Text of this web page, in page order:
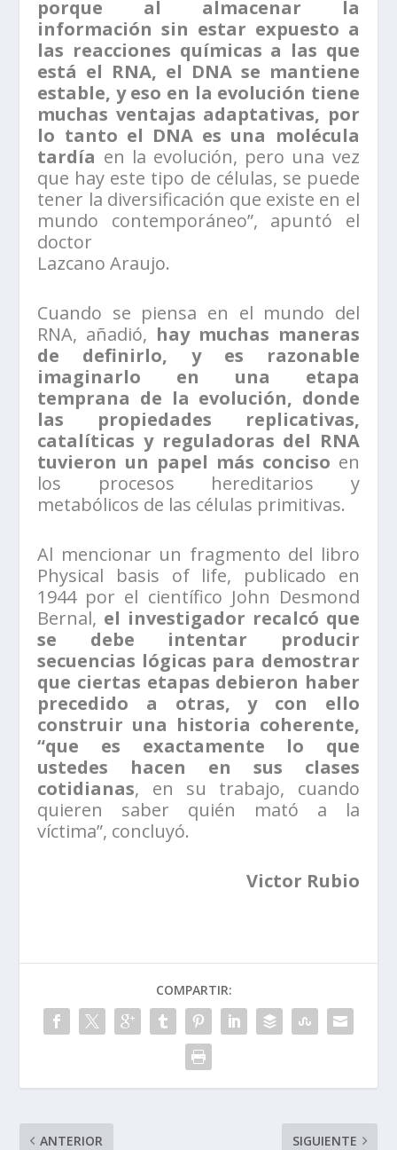
porque al almacenar la
información sin estar expuesto a
las reacciones químicas a las que
está el RNA, el DNA se mantiene
estable, y eso en la evolución tiene
muchas ventajas adaptativas, por
lo tanto el DNA es una molécula
tardía en la evolución, pero una vez
que hay este tipo de células, se puede
tener la diversificación que existe en el
mundo contemporáneo”, apuntó el
doctor
Lazcano Araujo.
Cuando se piensa en el mundo del
RNA, añadió, hay muchas maneras
de definirlo, y es razonable
imaginarlo en una etapa
temprana de la evolución, donde
las propiedades replicativas,
catalíticas y reguladoras del RNA
tuvieron un papel más conciso en
los procesos hereditarios y
metabólicos de las células primitivas.
Al mencionar un fragmento del libro
Physical basis of life, publicado en
1944 por el científico John Desmond
Bernal, el investigador recalcó que
se debe intentar producir
secuencias lógicas para demostrar
que ciertas etapas debieron haber
precedido a otras, y con ello
construir una historia coherente,
“que es exactamente lo que
ustedes hacen en sus clases
cotidianas, en su trabajo, cuando
quieren saber quién mató a la
víctima”, concluyó.
Victor Rubio
COMPARTIR:
ANTERIOR SIGUIENTE